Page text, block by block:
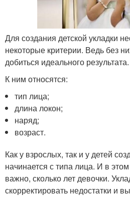
Для создания детской укладки
некоторые критерии. Ведь без
добиться идеального результата.
К ним относятся:
тип лица;
длина локон;
наряд;
возраст.
Как у взрослых, так и у детей
начинается с типа лица. И в
важно, сколько лет девочки.
скорректировать недостатки и